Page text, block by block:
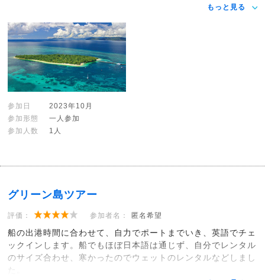
もっと見る
参加日
2023年10月
参加形態
一人参加
参加人数
1人
グリーン島ツアー
評価： 参加者名： 匿名希望
船の出港時間に合わせて、自力でポートまでいき、英語でチェ
ックインします。船でもほぼ日本語は通じず、自分でレンタル
のサイズ合わせ、寒かったのでウェットのレンタルなどしまし
た。